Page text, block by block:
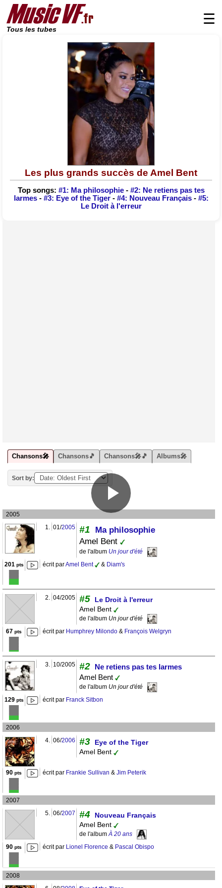
Tous les tubes
☰
Les plus grands succès de Amel Bent
Top songs: #1: Ma philosophie- #2: Ne retiens pas tes
larmes- #3: Eye of the Tiger- #4: Nouveau Français- #5:
Le Droit à l'erreur
Chansons🎤 Chansons🎵 Chansons🎤🎵 Albums🎤
Sort by:
2005
1. 01/2005 #1
Ma philosophie
Amel Bent
de l'album Un jour d'été
201pts écrit parAmel Bent & Diam's
2. 04/2005 #5
Le Droit à l'erreur
Amel Bent
de l'album Un jour d'été
67 pts écrit par Humphrey Milondo & François Welgryn
3. 10/2005 #2 Ne retiens pas tes larmes
Amel Bent
de l'album Un jour d'été
129pts écrit par Franck Sitbon
2006
4. 06/2006 #3
Eye of the Tiger
Amel Bent
90 pts écrit par Frankie Sullivan & Jim Peterik
2007
5. 06/2007 #4
Nouveau Français
Amel Bent
de l'albumÀ 20 ans
90 pts écrit par Lionel Florence & Pascal Obispo
2008